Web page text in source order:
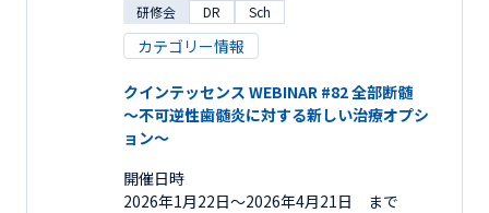
研修会 DR Sch
カテゴリー情報
クインテッセンス WEBINAR #82 全部断髄
～不可逆性歯髄炎に対する新しい治療オプシ
ョン～
開催日時
2026年1月22日〜2026年4月21日 まで